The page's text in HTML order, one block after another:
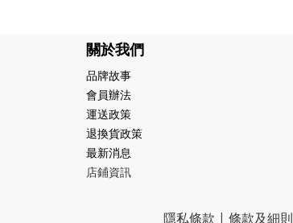
關於我們
品牌故事
會員辦法
運送政策
退換貨政策
最新消息
店鋪資訊
隱私條款 | 條款及細